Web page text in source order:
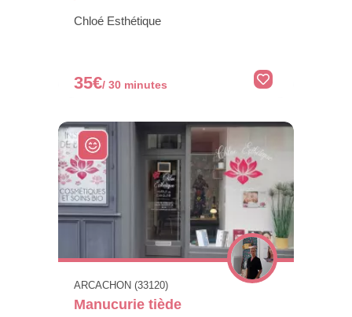
Chloé Esthétique
35€/ 30 minutes
ARCACHON (33120)
Manucurie tiède